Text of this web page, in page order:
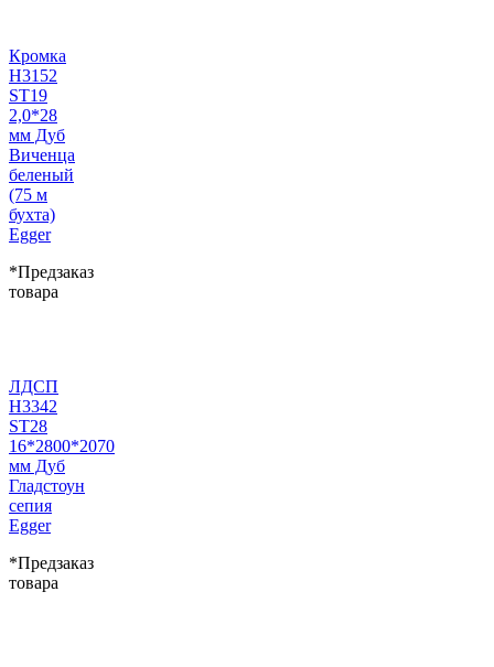
Кромка
H3152
ST19
2,0*28
мм Дуб
Виченца
беленый
(75 м
бухта)
Egger
*Предзаказ
товара
ЛДСП
H3342
ST28
16*2800*2070
мм Дуб
Гладстоун
сепия
Egger
*Предзаказ
товара